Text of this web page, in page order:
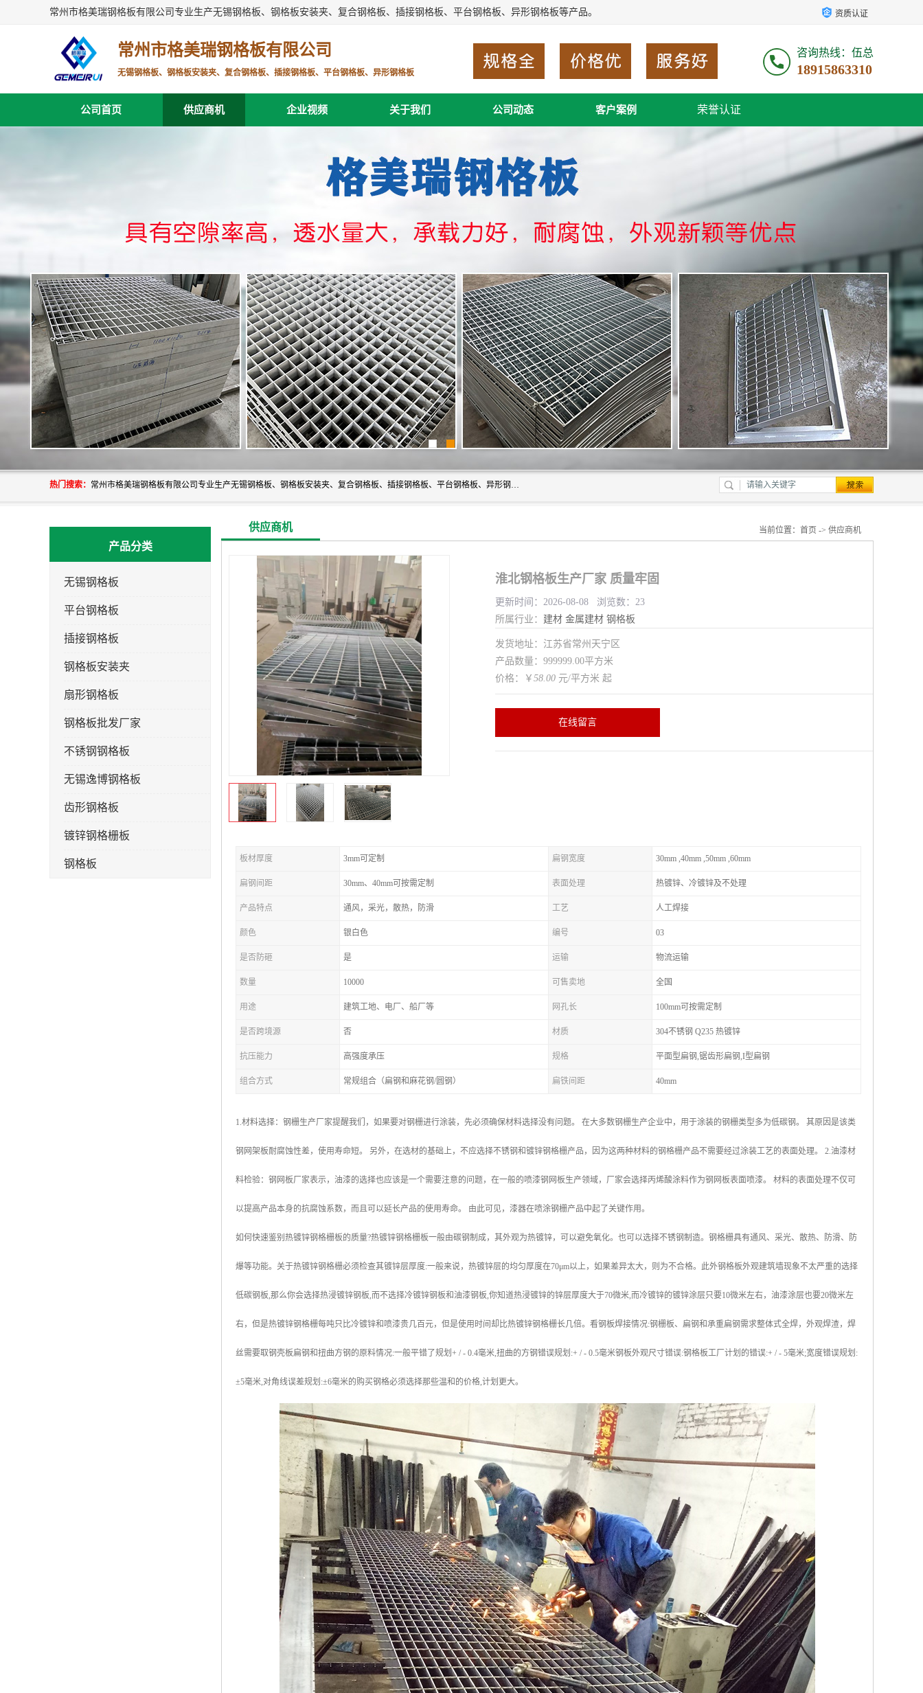
常州市格美瑞钢格板有限公司专业生产无锡钢格板、钢格板安装夹、复合钢格板、插接钢格板、平台钢格板、异形钢格板等产品。 资质认证
常州市格美瑞钢格板有限公司
无锡钢格板、钢格板安装夹、复合钢格板、插接钢格板、平台钢格板、异形钢格板
咨询热线：伍总
18915863310
公司首页 供应商机 企业视频 关于我们 公司动态 客户案例 荣誉认证
热门搜索： 常州市格美瑞钢格板有限公司专业生产无锡钢格板、钢格板安装夹、复合钢格板、插接钢格板、平台钢格板、异形钢格板等产品。
产品分类
无锡钢格板
平台钢格板
插接钢格板
钢格板安装夹
扇形钢格板
钢格板批发厂家
不锈钢钢格板
无锡逸博钢格板
齿形钢格板
镀锌钢格栅板
钢格板
供应商机 当前位置： 首页 -> 供应商机
淮北钢格板生产厂家 质量牢固
更新时间：2026-08-08 浏览数：23
所属行业： 建材 金属建材 钢格板
发货地址：江苏省常州天宁区
产品数量：999999.00平方米
价格：￥ 58.00 元/平方米 起
在线留言
板材厚度 3mm可定制 扁钢宽度 30mm ,40mm ,50mm ,60mm
扁钢间距 30mm、40mm可按需定制 表面处理 热镀锌、冷镀锌及不处理
产品特点 通风，采光，散热，防滑 工艺 人工焊接
颜色 银白色 编号 03
是否防砸 是 运输 物流运输
数量 10000 可售卖地 全国
用途 建筑工地、电厂、船厂等 网孔长 100mm可按需定制
是否跨境源 否 材质 304不锈钢 Q235 热镀锌
抗压能力 高强度承压 规格 平面型扁钢,锯齿形扁钢,I型扁钢
组合方式 常规组合（扁钢和麻花钢/圆钢） 扁铁间距 40mm
1.材料选择：钢栅生产厂家提醒我们，如果要对钢栅进行涂装，先必须确保材料选择没有问题。 在大多数钢栅生产企业中，用于涂装的钢栅类型多为低碳钢。 其原因是该类
钢网架板耐腐蚀性差，使用寿命短。 另外，在选材的基础上，不应选择不锈钢和镀锌钢格栅产品，因为这两种材料的钢格栅产品不需要经过涂装工艺的表面处理。 2.油漆材
料检验：钢网板厂家表示，油漆的选择也应该是一个需要注意的问题，在一般的喷漆钢网板生产领域，厂家会选择丙烯酸涂料作为钢网板表面喷漆。 材料的表面处理不仅可
以提高产品本身的抗腐蚀系数，而且可以延长产品的使用寿命。 由此可见，漆器在喷涂钢栅产品中起了关键作用。
如何快速鉴别热镀锌钢格栅板的质量?热镀锌钢格栅板一般由碳钢制成，其外观为热镀锌，可以避免氧化。也可以选择不锈钢制造。钢格栅具有通风、采光、散热、防滑、防
爆等功能。关于热镀锌钢格栅必须检查其镀锌层厚度:一般来说，热镀锌层的均匀厚度在70μm以上，如果差异太大，则为不合格。此外钢格板外观建筑墙现象不太严重的选择
低碳钢板,那么你会选择热浸镀锌钢板,而不选择冷镀锌钢板和油漆钢板,你知道热浸镀锌的锌层厚度大于70微米,而冷镀锌的镀锌涂层只要10微米左右，油漆涂层也要20微米左
右，但是热镀锌钢格栅每吨只比冷镀锌和喷漆贵几百元，但是使用时间却比热镀锌钢格栅长几倍。看钢板焊接情况:钢栅板、扁钢和承重扁钢需求整体式全焊，外观焊渣，焊
丝需要取钢壳板扁钢和扭曲方钢的原料情况:一般平错了规划+ / - 0.4毫米,扭曲的方钢错误规划:+ / - 0.5毫米钢板外观尺寸错误:钢格板工厂计划的错误:+ / - 5毫米;宽度错误规划:
±5毫米,对角线误差规划:±6毫米的购买钢格必须选择那些温和的价格,计划更大。